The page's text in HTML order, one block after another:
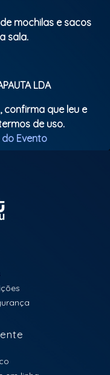
mochilas e sacos
sala.
LDA
que leu e
de uso.
Evento